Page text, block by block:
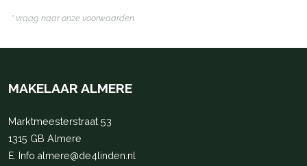
* vraag naar onze voorwaarden
MAKELAAR ALMERE
Marktmeesterstraat 53
1315 GB Almere
E. Info.almere@de4linden.nl